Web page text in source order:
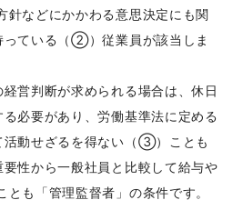
針などにかかわる意思決定にも関
っている（②）従業員が該当しま
営判断が求められる場合は、休日
必要があり、労働基準法に定める
活動せざるを得ない（③）ことも
性から一般社員と比較して給与や
も「管理監督者」の条件です。